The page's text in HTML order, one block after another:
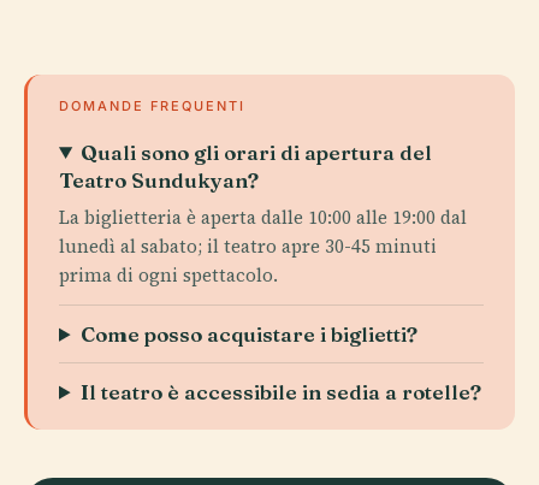
DOMANDE FREQUENTI
Quali sono gli orari di apertura del
Teatro Sundukyan?
La biglietteria è aperta dalle 10:00 alle 19:00 dal
lunedì al sabato; il teatro apre 30-45 minuti
prima di ogni spettacolo.
Come posso acquistare i biglietti?
Il teatro è accessibile in sedia a rotelle?